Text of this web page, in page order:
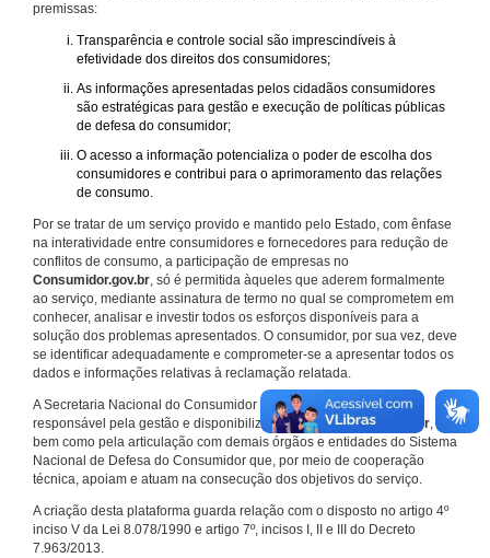
premissas:
Transparência e controle social são imprescindíveis à
efetividade dos direitos dos consumidores;
As informações apresentadas pelos cidadãos consumidores
são estratégicas para gestão e execução de políticas públicas
de defesa do consumidor;
O acesso a informação potencializa o poder de escolha dos
consumidores e contribui para o aprimoramento das relações
de consumo.
Por se tratar de um serviço provido e mantido pelo Estado, com ênfase
na interatividade entre consumidores e fornecedores para redução de
conflitos de consumo, a participação de empresas no
Consumidor.gov.br, só é permitida àqueles que aderem formalmente
ao serviço, mediante assinatura de termo no qual se comprometem em
conhecer, analisar e investir todos os esforços disponíveis para a
solução dos problemas apresentados. O consumidor, por sua vez, deve
se identificar adequadamente e comprometer-se a apresentar todos os
dados e informações relativas à reclamação relatada.
A Secretaria Nacional do Consumidor do Ministério da Justiça é a
responsável pela gestão e disponibilização doConsumidor.gov.br,
bem como pela articulação com demais órgãos e entidades do Sistema
Nacional de Defesa do Consumidor que, por meio de cooperação
técnica, apoiam e atuam na consecução dos objetivos do serviço.
A criação desta plataforma guarda relação com o disposto no artigo 4º
inciso V da Lei 8.078/1990 e artigo 7º, incisos I, II e III do Decreto
7.963/2013.